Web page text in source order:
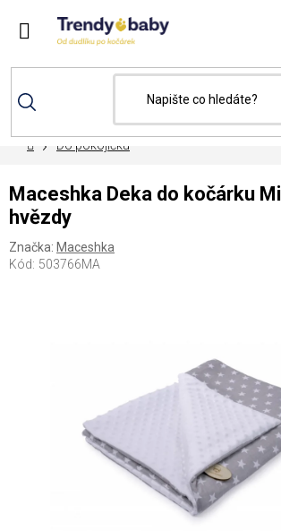
DomůDo pokojíčku
Maceshka Deka do kočárku
hvězdy
Značka: Maceshka
Kód: 503766MA